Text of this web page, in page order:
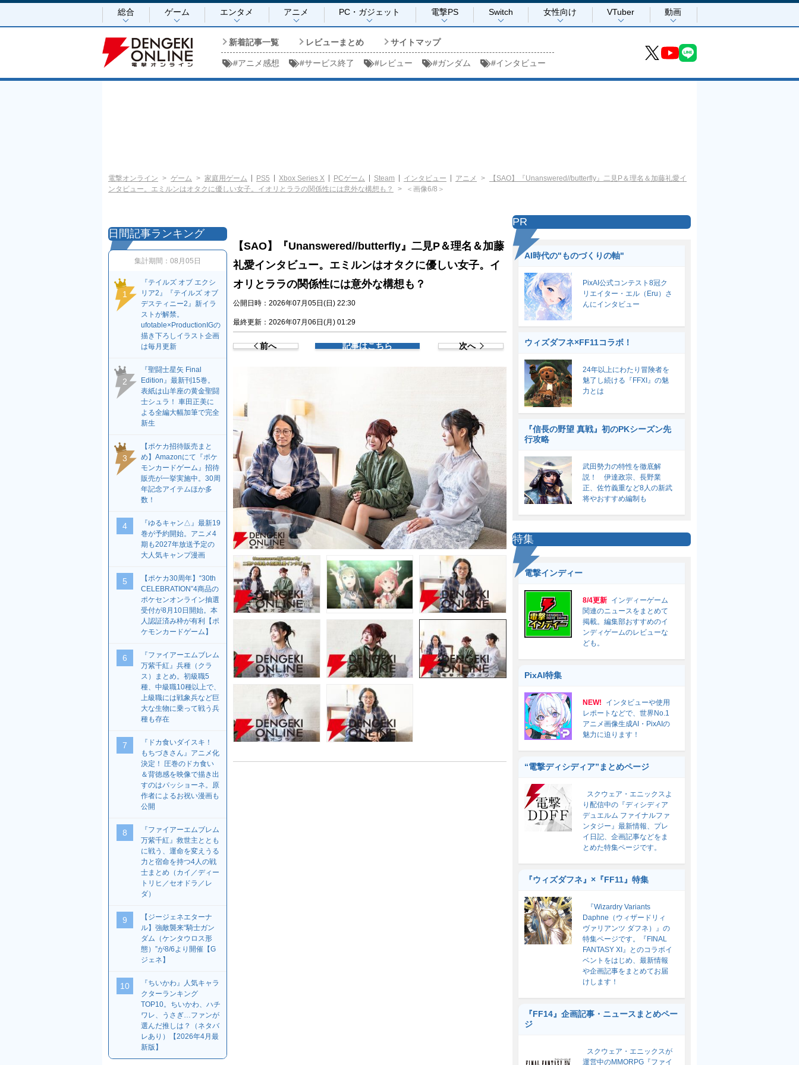
総合 ゲーム エンタメ アニメ PC・ガジェット 電撃PS Switch 女性向け VTuber 動画
新着記事一覧 レビューまとめ サイトマップ
#アニメ感想 #サービス終了 #レビュー #ガンダム #インタビュー
電撃オンライン ゲーム 家庭用ゲーム PS5 Xbox Series X PCゲーム Steam インタビュー アニメ
【SAO】『Unanswered//butterfly』二見P＆理名＆加藤礼愛イ
ンタビュー。エミルンはオタクに優しい女子。イオリとララの関係性には意外な構想も？
＜画像6/8＞
【SAO】『Unanswered//butterfly』二見P＆理名＆加藤
礼愛インタビュー。エミルンはオタクに優しい女子。イ
オリとララの関係性には意外な構想も？
公開日時：2026年07月05日(日) 22:30
最終更新：2026年07月06日(月) 01:29
前へ 記事はこちら 次へ
日間記事ランキング
集計期間： 08月05日
1
『テイルズ オブ エクシ
リア2』『テイルズ オブ
デスティニー2』新イラ
ストが解禁。
ufotable×ProductionIGの
描き下ろしイラスト企画
は毎月更新
2
『聖闘士星矢 Final
Edition』最新刊15巻。
表紙は山羊座の黄金聖闘
士シュラ！ 車田正美に
よる全編大幅加筆で完全
新生
3
【ポケカ招待販売まと
め】Amazonにて『ポケ
モンカードゲーム』招待
販売が一挙実施中。30周
年記念アイテムほか多
数！
4
『ゆるキャン△』最新19
巻が予約開始。アニメ4
期も2027年放送予定の
大人気キャンプ漫画
5
【ポケカ30周年】“30th
CELEBRATION”4商品の
ポケセンオンライン抽選
受付が8月10日開始。本
人認証済み枠が有利【ポ
ケモンカードゲーム】
6
『ファイアーエムブレム
万紫千紅』兵種（クラ
ス）まとめ。初級職5
種、中級職10種以上で、
上級職には戦象兵など巨
大な生物に乗って戦う兵
種も存在
7
『ドカ食いダイスキ！
もちづきさん』アニメ化
決定！ 圧巻のドカ食い
＆背徳感を映像で描き出
すのはパッショーネ。原
作者によるお祝い漫画も
公開
8
『ファイアーエムブレム
万紫千紅』救世主ととも
に戦う、運命を変えうる
力と宿命を持つ4人の戦
士まとめ（カイ／ディー
トリヒ／セオドラ／レ
ダ）
9
【ジージェネエターナ
ル】強敵襲来“騎士ガン
ダム（ケンタウロス形
態）”が8/6より開催【G
ジェネ】
10
『ちいかわ』人気キャラ
クターランキング
TOP10。ちいかわ、ハチ
ワレ、うさぎ…ファンが
選んだ推しは？（ネタバ
レあり）【2026年4月最
新版】
PR
AI時代の"ものづくりの軸"
PixAI公式コンテスト8冠ク
リエイター・エル（Eru）さ
んにインタビュー
ウィズダフネ×FF11コラボ！
24年以上にわたり冒険者を
魅了し続ける『FFXI』の魅
力とは
『信長の野望 真戦』初のPKシーズン先
行攻略
武田勢力の特性を徹底解
説！ 伊達政宗、長野業
正、佐竹義重など8人の新武
将やおすすめ編制も
特集
電撃インディー
8/4更新 インディーゲーム
関連のニュースをまとめて
掲載。編集部おすすめのイ
ンディゲームのレビューな
ども。
PixAI特集
NEW!
インタビューや使用
レポートなどで、世界No.1
アニメ画像生成AI・PixAIの
魅力に迫ります！
“電撃ディシディア”まとめページ
スクウェア・エニックスよ
り配信中の『ディシディア
デュエルム ファイナルファ
ンタジー』最新情報、プレ
イ日記、企画記事などをま
とめた特集ページです。
『ウィズダフネ』×『FF11』特集
『Wizardry Variants
Daphne（ウィザードリィ
ヴァリアンツ ダフネ）』の
特集ページです。『FINAL
FANTASY XI』とのコラボイ
ベントをはじめ、最新情報
や企画記事をまとめてお届
けします！
『FF14』企画記事・ニュースまとめペー
ジ
スクウェア・エニックスが
運営中のMMORPG『ファイ